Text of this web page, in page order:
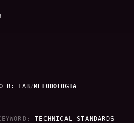
B: LAB/ METODOLOGIA
TECHNICAL STANDARDS